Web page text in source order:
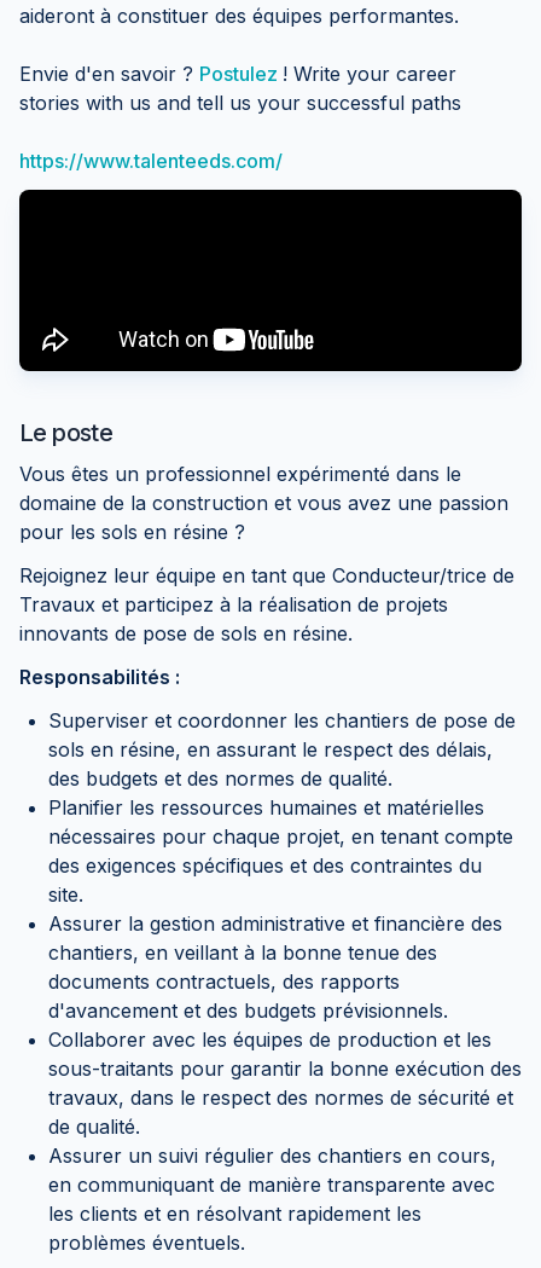
aideront à constituer des équipes performantes.
Envie d'en savoir ? Postulez ! Write your career
stories with us and tell us your successful paths
https://www.talenteeds.com/
Le poste
Vous êtes un professionnel expérimenté dans le
domaine de la construction et vous avez une passion
pour les sols en résine ?
Rejoignez leur équipe en tant que Conducteur/trice de
Travaux et participez à la réalisation de projets
innovants de pose de sols en résine.
Responsabilités :
Superviser et coordonner les chantiers de pose de
sols en résine, en assurant le respect des délais,
des budgets et des normes de qualité.
Planifier les ressources humaines et matérielles
nécessaires pour chaque projet, en tenant compte
des exigences spécifiques et des contraintes du
site.
Assurer la gestion administrative et financière des
chantiers, en veillant à la bonne tenue des
documents contractuels, des rapports
d'avancement et des budgets prévisionnels.
Collaborer avec les équipes de production et les
sous-traitants pour garantir la bonne exécution des
travaux, dans le respect des normes de sécurité et
de qualité.
Assurer un suivi régulier des chantiers en cours,
en communiquant de manière transparente avec
les clients et en résolvant rapidement les
problèmes éventuels.